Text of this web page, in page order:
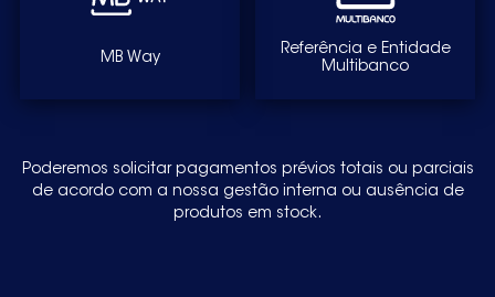
MB Way
Referência e Entidade
Multibanco
Poderemos solicitar pagamentos prévios totais ou parciais
de acordo com a nossa gestão interna ou ausência de
produtos em stock.